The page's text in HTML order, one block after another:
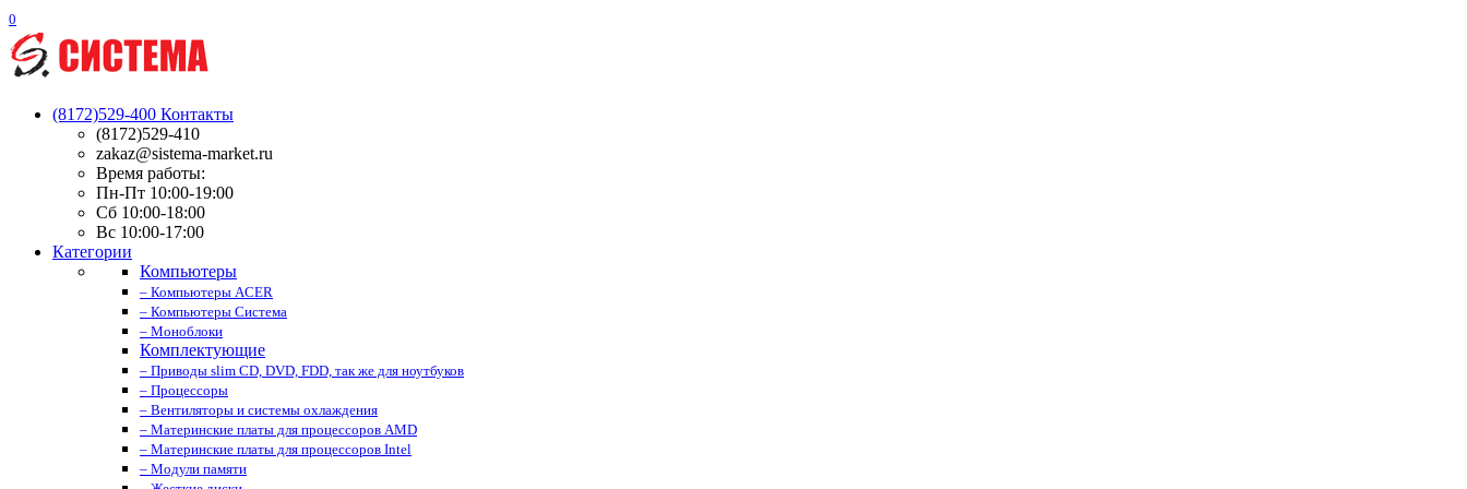
0
(8172)529-400 Контакты
(8172)529-410
zakaz@sistema-market.ru
Время работы:
Пн-Пт 10:00-19:00
Сб 10:00-18:00
Вс 10:00-17:00
Категории
Компьютеры
– Компьютеры ACER
– Компьютеры Система
– Моноблоки
Комплектующие
– Приводы slim CD, DVD, FDD, так же для ноутбуков
– Процессоры
– Вентиляторы и системы охлаждения
– Материнские платы для процессоров AMD
– Материнские платы для процессоров Intel
– Модули памяти